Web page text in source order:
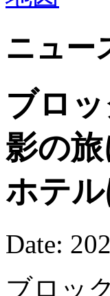
ニュー
ブロ
影の
ホテ
Date:
ブロッ